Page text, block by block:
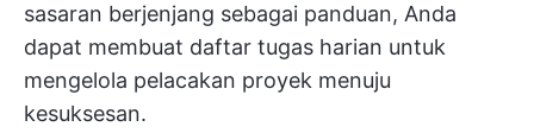
sasaran berjenjang sebagai panduan, Anda
dapat membuat daftar tugas harian untuk
mengelola pelacakan proyek menuju
kesuksesan.